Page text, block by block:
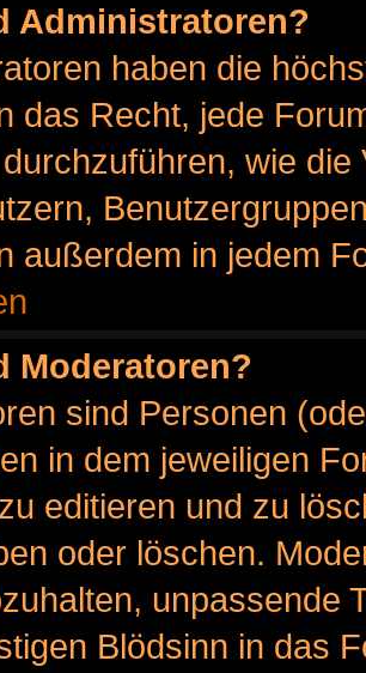
Administratoren?
haben die
das Recht, jede
wie
außerdem in jedem
Moderatoren?
sind Personen
in dem jeweiligen
editieren und zu
oder löschen.
unpassende
Blödsinn in das